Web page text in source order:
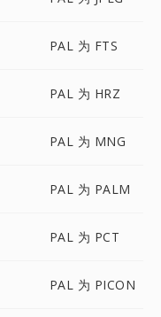
PAL 为 FTS
PAL 为 HRZ
PAL 为 MNG
PAL 为 PALM
PAL 为 PCT
PAL 为 PICON